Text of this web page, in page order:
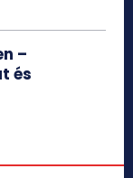
–
és